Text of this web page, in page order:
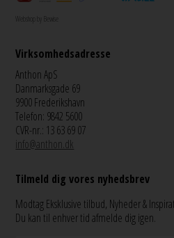
Webshop by Bewise
Virksomhedsadresse
Anthon ApS
Danmarksgade 69
9900 Frederikshavn
Telefon: 9842 5600
CVR-nr.: 13 63 69 07
info@anthon.dk
Tilmeld dig vores nyhedsbrev
Modtag Eksklusive tilbud, Nyheder &
Du kan til enhver tid afmelde dig igen.